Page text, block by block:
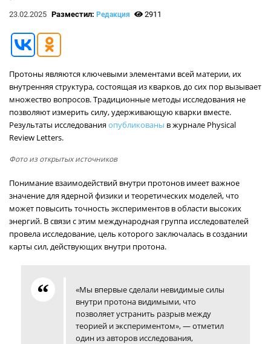
23.02.2025 Разместил: Редакция 2911
Протоны являются ключевыми элементами всей материи, их
внутренняя структура, состоящая из кварков, до сих пор вызывает
множество вопросов. Традиционные методы исследования не
позволяют измерить силу, удерживающую кварки вместе.
Результаты исследованияопубликованы в журнале Physical
Review Letters.
Фото из открытых источников
Понимание взаимодействий внутри протонов имеет важное
значение для ядерной физики и теоретических моделей, что
может повысить точность экспериментов в области высоких
энергий. В связи с этим международная группа исследователей
провела исследование, цель которого заключалась в создании
карты сил, действующих внутри протона.
«Мы впервые сделали невидимые силы
внутри протона видимыми, что
позволяет устранить разрыв между
теорией и экспериментом», — отметил
один из авторов исследования,